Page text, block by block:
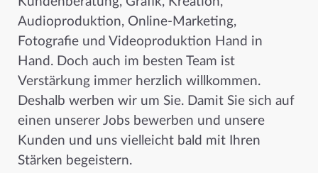
Audioproduktion, Online-Marketing,
Fotografie und Videoproduktion Hand in
Hand. Doch auch im besten Team ist
Verstärkung immer herzlich willkommen.
Deshalb werben wir um Sie. Damit Sie sich auf
einen unserer Jobs bewerben und unsere
Kunden und uns vielleicht bald mit Ihren
Stärken begeistern.